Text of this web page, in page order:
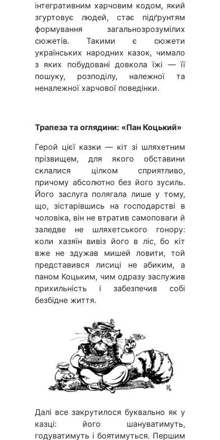
інтегративним харчовим кодом, який
згуртовує людей, стає підґрунтям
формування загальнозрозумілих
сюжетів. Такими є сюжети
українських народних казок, чимало
з яких побудовані довкола їжі — її
пошуку, розподілу, належної та
неналежної харчової поведінки.
Трапеза та оглядини: «Пан Коцький»
Герой цієї казки — кіт зі шляхетним
прізвищем, для якого обставини
склалися цілком сприятливо,
причому абсолютно без його зусиль.
Його заслуга полягала лише у тому,
що, зістарівшись на господарстві в
чоловіка, він не втратив самоповаги й
заледве не шляхетського гонору:
коли хазяїн вивіз його в ліс, бо кіт
вже не здужав мишей ловити, той
представився лисиці не абиким, а
паном Коцьким, чим одразу заслужив
прихильність і забезпечив собі
безбідне життя.
Далі все закрутилося буквально як у
казці: його шануватимуть,
годуватимуть і боятимуться. Першим